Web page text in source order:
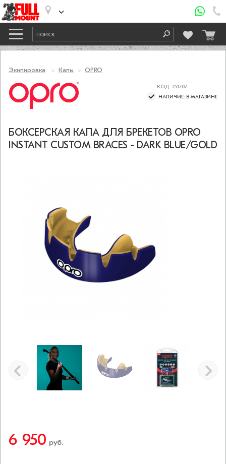
Экипировка Капы OPRO
КОД: 251707
НАЛИЧИЕ: В МАГАЗИНЕ
БОКСЕРСКАЯ КАПА ДЛЯ БРЕКЕТОВ OPRO
INSTANT CUSTOM BRACES - DARK BLUE/GOLD
6 950 руб.